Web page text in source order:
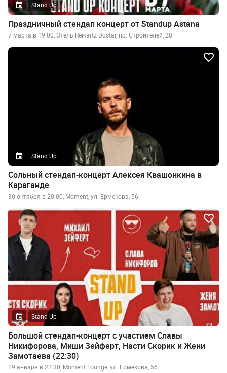
Stand Up
Праздничный стендап концерт от Standup Astana
7 марта в 19:00, Отель Reikartz Dostar, пр. Строителей, 28
Stand Up
Сольный стендап-концерт Алексея Квашонкина в
Караганде
30 октября в 20:00, Moment, ул. Ермекова, 56
Stand Up
Большой стендап-концерт с участием Славы
Никифорова, Миши Зейферт, Насти Скорик и Жени
Замотаева (22:30)
19 января в 22:30, Moment Lounge, ул. Ермекова, 56